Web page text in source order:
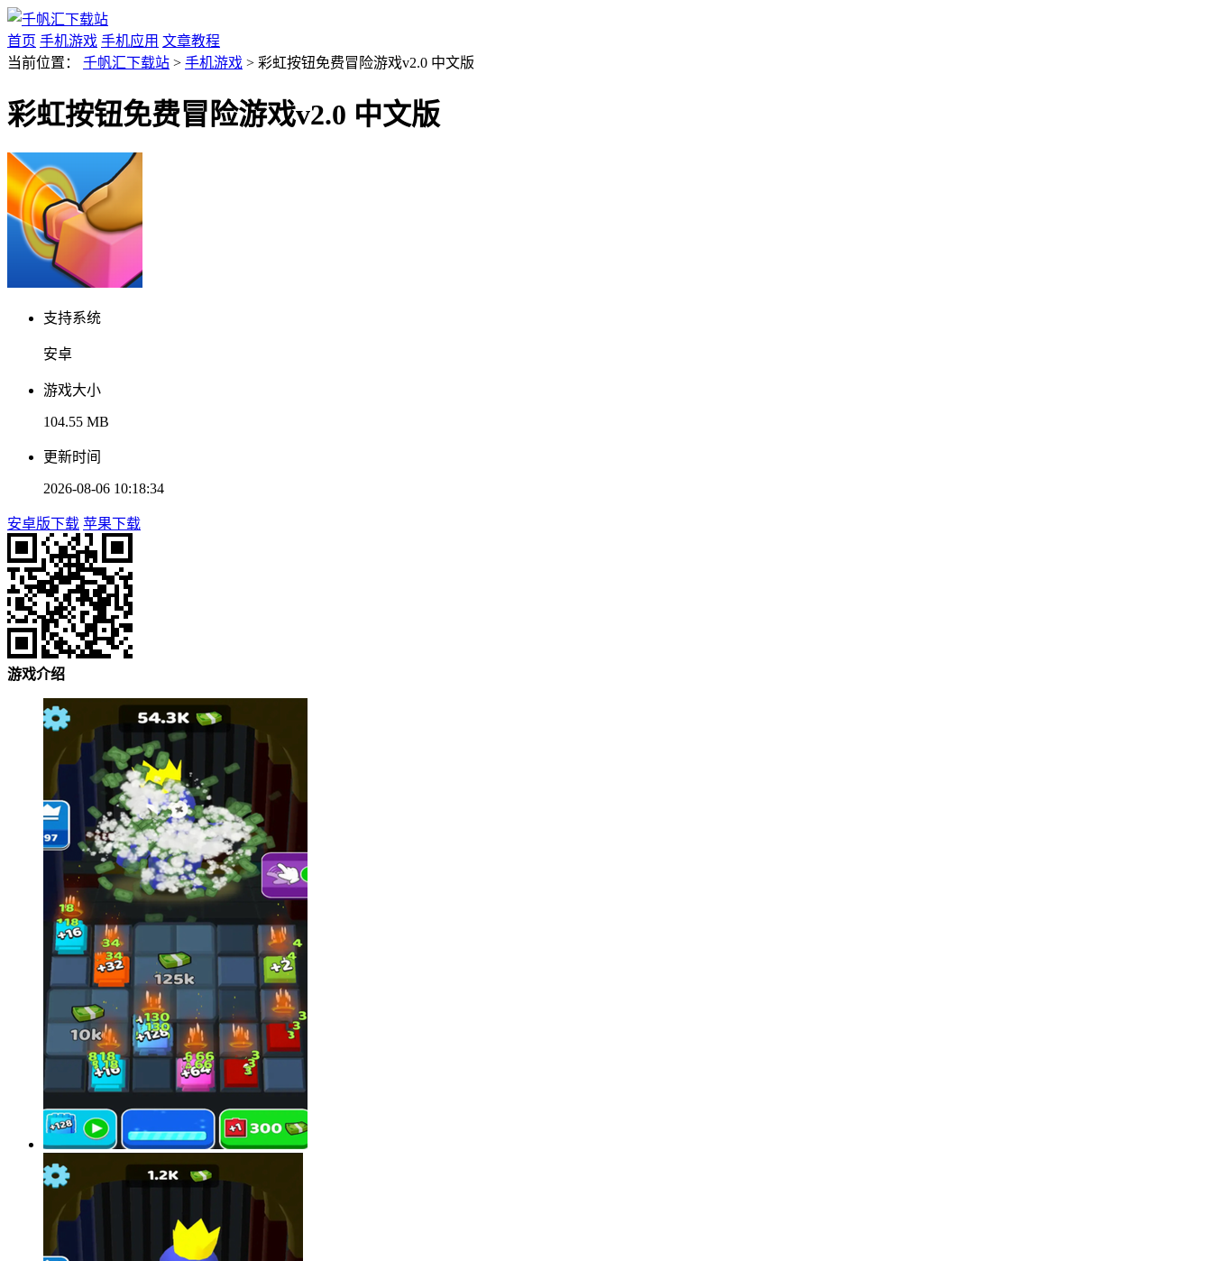
首页 手机游戏 手机应用 文章教程
当前位置： 千帆汇下载站 > 手机游戏 > 彩虹按钮免费冒险游戏v2.0 中文版
彩虹按钮免费冒险游戏v2.0 中文版
支持系统
安卓
游戏大小
104.55 MB
更新时间
2026-08-06 10:18:34
安卓版下载 苹果下载
游戏介绍